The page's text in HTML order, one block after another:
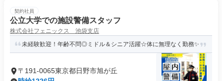
契約社員
公立大学での施設警備スタッフ
株式会社フェニックス 池袋支店
未経験歓迎！年齢不問◎ミドル＆シニア活躍☆体に無理なく勤務✨
〒191-0065東京都日野市旭が丘